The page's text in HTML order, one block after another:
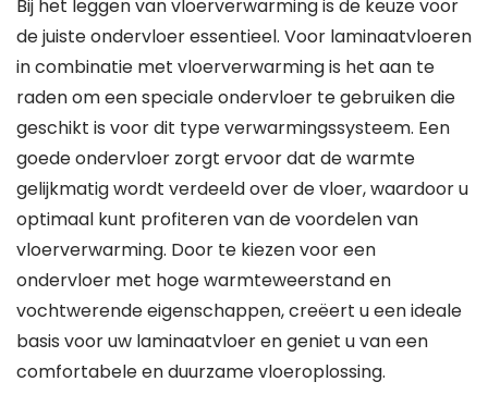
Bij het leggen van vloerverwarming is de keuze voor
de juiste ondervloer essentieel. Voor laminaatvloeren
in combinatie met vloerverwarming is het aan te
raden om een speciale ondervloer te gebruiken die
geschikt is voor dit type verwarmingssysteem. Een
goede ondervloer zorgt ervoor dat de warmte
gelijkmatig wordt verdeeld over de vloer, waardoor u
optimaal kunt profiteren van de voordelen van
vloerverwarming. Door te kiezen voor een
ondervloer met hoge warmteweerstand en
vochtwerende eigenschappen, creëert u een ideale
basis voor uw laminaatvloer en geniet u van een
comfortabele en duurzame vloeroplossing.